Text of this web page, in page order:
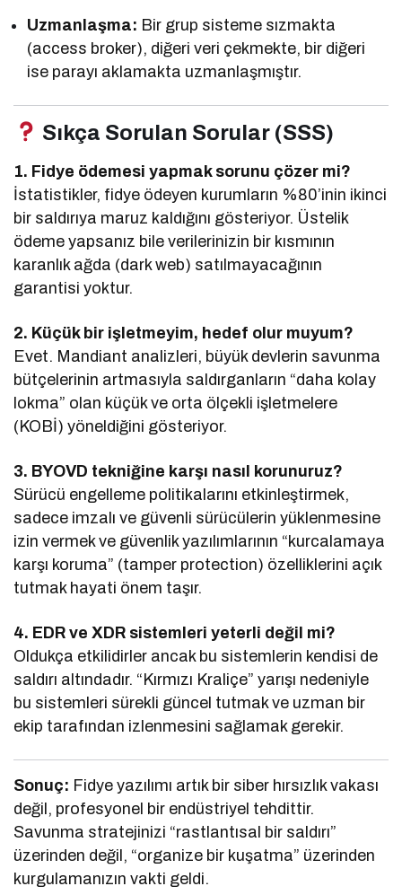
Uzmanlaşma: Bir grup sisteme sızmakta
(access broker), diğeri veri çekmekte, bir diğeri
ise parayı aklamakta uzmanlaşmıştır.
Sıkça Sorulan Sorular (SSS)
1. Fidye ödemesi yapmak sorunu çözer mi?
İstatistikler, fidye ödeyen kurumların %80’inin ikinci
bir saldırıya maruz kaldığını gösteriyor. Üstelik
ödeme yapsanız bile verilerinizin bir kısmının
karanlık ağda (dark web) satılmayacağının
garantisi yoktur.
2. Küçük bir işletmeyim, hedef olur muyum?
Evet. Mandiant analizleri, büyük devlerin savunma
bütçelerinin artmasıyla saldırganların “daha kolay
lokma” olan küçük ve orta ölçekli işletmelere
(KOBİ) yöneldiğini gösteriyor.
3. BYOVD tekniğine karşı nasıl korunuruz?
Sürücü engelleme politikalarını etkinleştirmek,
sadece imzalı ve güvenli sürücülerin yüklenmesine
izin vermek ve güvenlik yazılımlarının “kurcalamaya
karşı koruma” (tamper protection) özelliklerini açık
tutmak hayati önem taşır.
4. EDR ve XDR sistemleri yeterli değil mi?
Oldukça etkilidirler ancak bu sistemlerin kendisi de
saldırı altındadır. “Kırmızı Kraliçe” yarışı nedeniyle
bu sistemleri sürekli güncel tutmak ve uzman bir
ekip tarafından izlenmesini sağlamak gerekir.
Sonuç: Fidye yazılımı artık bir siber hırsızlık vakası
değil, profesyonel bir endüstriyel tehdittir.
Savunma stratejinizi “rastlantısal bir saldırı”
üzerinden değil, “organize bir kuşatma” üzerinden
kurgulamanızın vakti geldi.